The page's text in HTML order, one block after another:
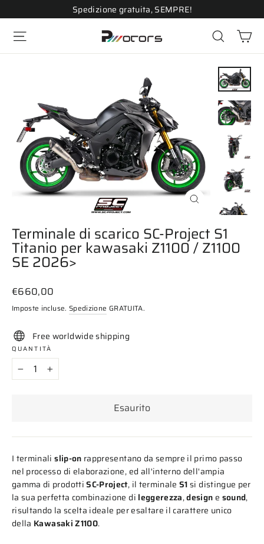
direttamente
contenuti
Spedizione gratuita, SEMPRE!
Navigazione del sito Cerca
Terminale di scarico SC-Project S1
Titanio per kawasaki Z1100 / Z1100
SE 2026>
Prezzo
di
listino
€660,00
Imposte incluse. Spedizione GRATUITA.
Free worldwide shipping
QUANTITÀ
+
Esaurito
I terminalislip-on rappresentano da sempre il primo passo
nel processo di elaborazione, ed all'interno dell'ampia
gamma di prodottiSC-Project, il terminaleS1si distingue per
la sua perfetta combinazione di leggerezza,design e sound,
risultando la scelta ideale per esaltare il carattere unico
della Kawasaki Z1100.